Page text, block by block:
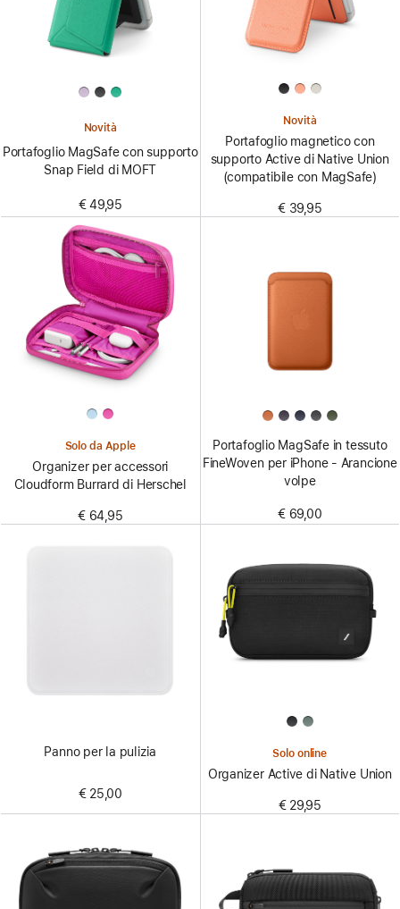
Novità
Portafoglio MagSafe con supporto
Snap Field di MOFT
€ 49,95
Novità
Portafoglio magnetico con
supporto Active di Native Union
(compatibile con MagSafe)
€ 39,95
Solo da Apple
Organizer per accessori
Cloudform Burrard di Herschel
€ 64,95
Portafoglio MagSafe in tessuto
FineWoven per iPhone - Arancione
volpe
€ 69,00
Panno per la pulizia
€ 25,00
Solo online
Organizer Active di Native Union
€ 29,95